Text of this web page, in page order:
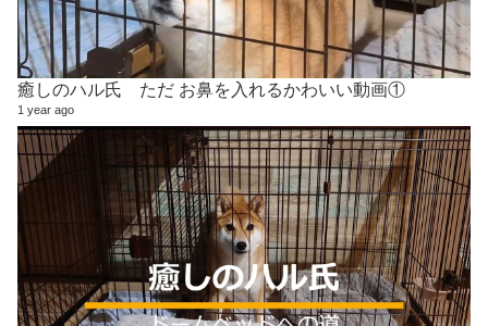
癒しのハル氏 ただ お鼻を入れるかわいい動画①
1 year ago